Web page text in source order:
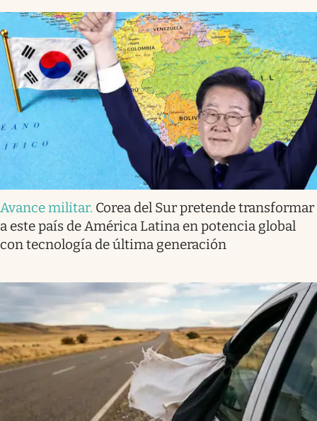
Avance militar. Corea del Sur pretende transformar
a este país de América Latina en potencia global
con tecnología de última generación